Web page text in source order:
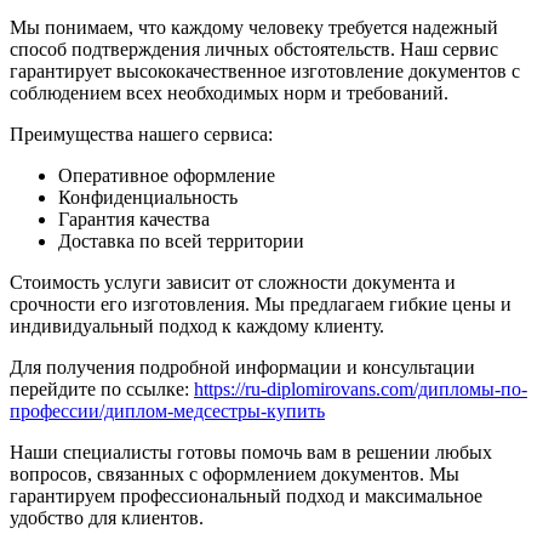
Мы понимаем, что каждому человеку требуется надежный
способ подтверждения личных обстоятельств. Наш сервис
гарантирует высококачественное изготовление документов с
соблюдением всех необходимых норм и требований.
Преимущества нашего сервиса:
Оперативное оформление
Конфиденциальность
Гарантия качества
Доставка по всей территории
Стоимость услуги зависит от сложности документа и
срочности его изготовления. Мы предлагаем гибкие цены и
индивидуальный подход к каждому клиенту.
Для получения подробной информации и консультации
перейдите по ссылке: https://ru-diplomirovans.com/дипломы-по-
профессии/диплом-медсестры-купить
Наши специалисты готовы помочь вам в решении любых
вопросов, связанных с оформлением документов. Мы
гарантируем профессиональный подход и максимальное
удобство для клиентов.